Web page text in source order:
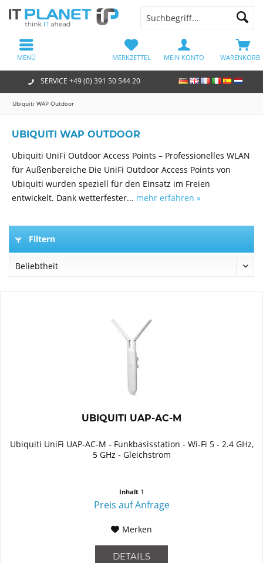
SERVICE +49 (0) 391 50 544 20
WARENKORB
MERKZETTEL MEIN KONTO
MENÜ
Ubiquiti WAP Outdoor
UBIQUITI WAP OUTDOOR
Ubiquiti UniFi Outdoor Access Points – Professionelles WLAN
für Außenbereiche Die UniFi Outdoor Access Points von
Ubiquiti wurden speziell für den Einsatz im Freien
entwickelt. Dank wetterfester... mehr erfahren »
Filtern
UBIQUITI UAP-AC-M
Ubiquiti UniFi UAP-AC-M - Funkbasisstation - Wi-Fi 5 - 2.4 GHz,
5 GHz - Gleichstrom
Inhalt 1
Preis auf Anfrage
Merken
DETAILS